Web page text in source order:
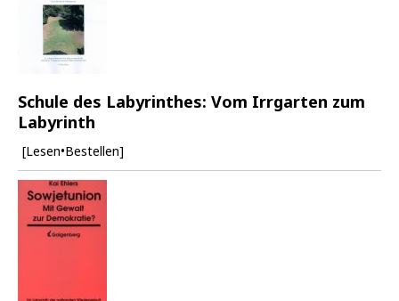
Schule des Labyrinthes: Vom Irrgarten zum
Labyrinth
[Lesen•Bestellen]